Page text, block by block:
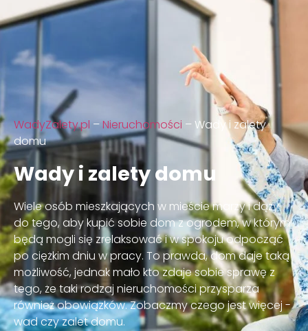
WadyZalety.pl –Nieruchomości – Wady i zalety
domu
Wady i zalety domu
Wiele osób mieszkających w mieście marzy i dąży
do tego, aby kupić sobie dom z ogrodem, w którym
będą mogli się zrelaksować i w spokoju odpocząć
po ciężkim dniu w pracy. To prawda, dom daje taką
możliwość, jednak mało kto zdaje sobie sprawę z
tego, że taki rodzaj nieruchomości przysparza
również obowiązków. Zobaczmy czego jest więcej -
wad czy zalet domu.